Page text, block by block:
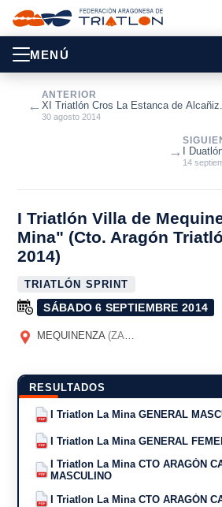
MENÚ
←
ANTERIOR
XI Triatlón Cros La Estanca de
Aragón de Triatlón Cros 20...
30 agosto 2014
I
14
→
I Triatlón Villa de
Mina" (Cto. Aragón
2014)
TRIATLÓN SPRINT
SÁBADO 6 SEPTIEMBRE 2014
MEQUINENZA (ZARAGOZA)
RESULTADOS
PDF I Triatlon La Mina GENERAL
PDF I Triatlon La Mina GENERAL
PDF
I Triatlon La Mina CTO ARAGÓN
MASCULINO
PDF I Triatlon La Mina CTO ARAGÓN